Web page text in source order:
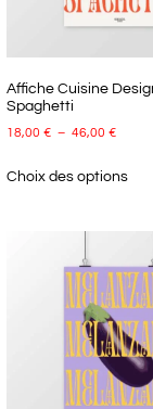
Affiche Cuisine
Spaghetti
18,00 € – 46,00 €
Choix des options